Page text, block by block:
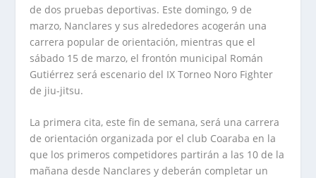
de dos pruebas deportivas. Este domingo, 9 de
marzo, Nanclares y sus alrededores acogerán una
carrera popular de orientación, mientras que el
sábado 15 de marzo, el frontón municipal Román
Gutiérrez será escenario del IX Torneo Noro Fighter
de jiu-jitsu.
La primera cita, este fin de semana, será una carrera
de orientación organizada por el club Coaraba en la
que los primeros competidores partirán a las 10 de la
mañana desde Nanclares y deberán completar un